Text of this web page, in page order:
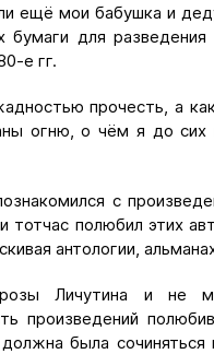
ещё мои бабушка и
для
е гг.
прочесть, а
огню, о чём я до
с
тотчас полюбил этих
антологии,
Личутина и не
произведений
была